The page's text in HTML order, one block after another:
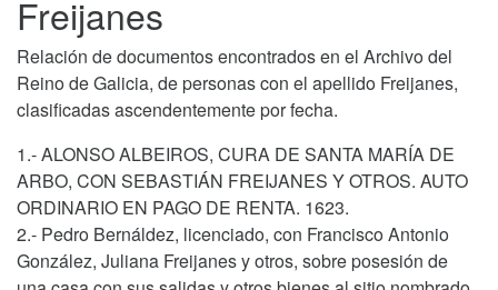
Freijanes
Relación de documentos encontrados en el Archivo del
Reino de Galicia, de personas con el apellido Freijanes,
clasificadas ascendentemente por fecha.
1.- ALONSO ALBEIROS, CURA DE SANTA MARÍA DE
ARBO, CON SEBASTIÁN FREIJANES Y OTROS. AUTO
ORDINARIO EN PAGO DE RENTA. 1623.
2.- Pedro Bernáldez, licenciado, con Francisco Antonio
González, Juliana Freijanes y otros, sobre posesión de